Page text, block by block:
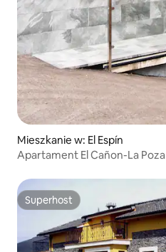
Mieszkanie w: El Espín
Apartament El Cañon-La Poza
Superhost
Superhost